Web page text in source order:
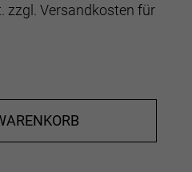
zzgl. Versandkosten für